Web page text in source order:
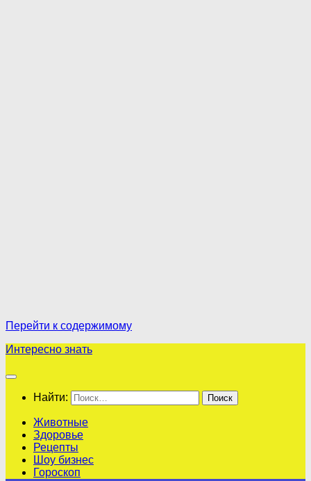
Перейти к содержимому
Интересно знать
Найти:
Животные
Здоровье
Рецепты
Шоу бизнес
Гороскоп